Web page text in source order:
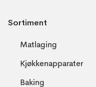
Sortiment
Matlaging
Kjøkkenapparater
Baking